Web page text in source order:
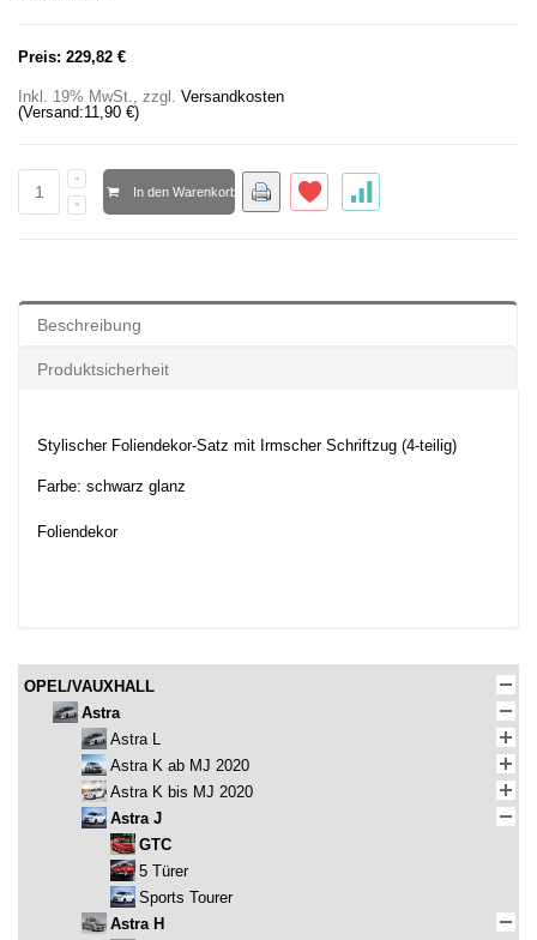
Preis: 229,82 €
Inkl. 19% MwSt., zzgl. Versandkosten
(Versand:11,90 €)
In den Warenkorb
Beschreibung
Produktsicherheit
Stylischer Foliendekor-Satz mit Irmscher Schriftzug (4-teilig)
Farbe: schwarz glanz
Foliendekor
OPEL/VAUXHALL
Astra
Astra L
Astra K ab MJ 2020
Astra K bis MJ 2020
Astra J
GTC
5 Türer
Sports Tourer
Astra H